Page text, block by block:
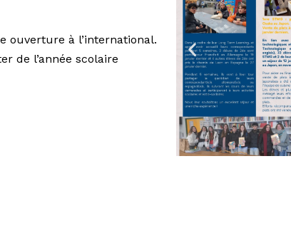
ouverture à l’international.
de l’année scolaire